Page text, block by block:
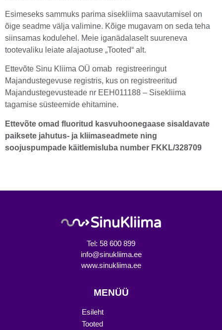
Esimeseks sammuks parima sisekliima saavutamisel on
õige seadme välja valimine. Kõige mugavam on seda teha
siinsamas kodulehel. Meie iganädalaselt suureneva
tootevaliku leiate alajaotuse „Tooted“ alt.
Ettevõte Sinu Kliima OÜ omab registreeringut
Majandustegevuse registris, kus on registreeritud
Majandustegevusteade nr EEH011188 – Sisekliima
tagamise süsteemide ehitamine.
Ettevõte omad fluoritud kasvuhoonegaase sisaldavate
paiksete jahutus- ja kliimaseadmete ning
soojuspumpade käitlemisluba number FKKL/328709
Tel: 58 600 899
info@sinukliima.ee
www.sinukliima.ee
MENÜÜ
Esileht
Tooted